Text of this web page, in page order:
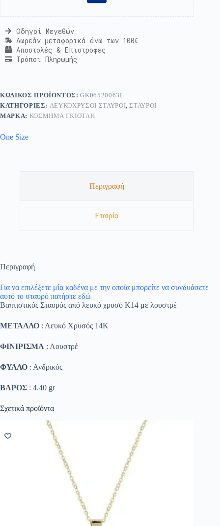
Οδηγοί Μεγεθών
Δωρεάν μεταφορικά άνω των 100€
Αποστολές & Επιστροφές
Τρόποι Πληρωμής
ΚΩΔΙΚΌΣ ΠΡΟΪΌΝΤΟΣ:GK06520063L
ΚΑΤΗΓΟΡΊΕΣ: ΛΕΥΚΌΧΡΥΣΟΙ ΣΤΑΥΡΟΊ,ΣΤΑΥΡΟΊ
ΜΆΡΚΑ: ΚΟΣΜΗΜΑ ΓΚΙΟΤΛΗ
One Size
Περιγραφή
Εταιρία
Περιγραφή
Για να επιλέξετε μία καδένα με την οποία μπορείτε να συνδυάσετε
αυτό το σταυρό πατήστε εδώ
Βαπτιστικός Σταυρός από λευκό χρυσό Κ14 με λουστρέ
ΜΕΤΑΛΛΟ : Λευκό Χρυσός 14K
ΦΙΝΙΡΙΣΜΑ : Λουστρέ
ΦΥΛΛΟ : Ανδρικός
ΒΑΡΟΣ : 4.40 gr
Σχετικά προϊόντα